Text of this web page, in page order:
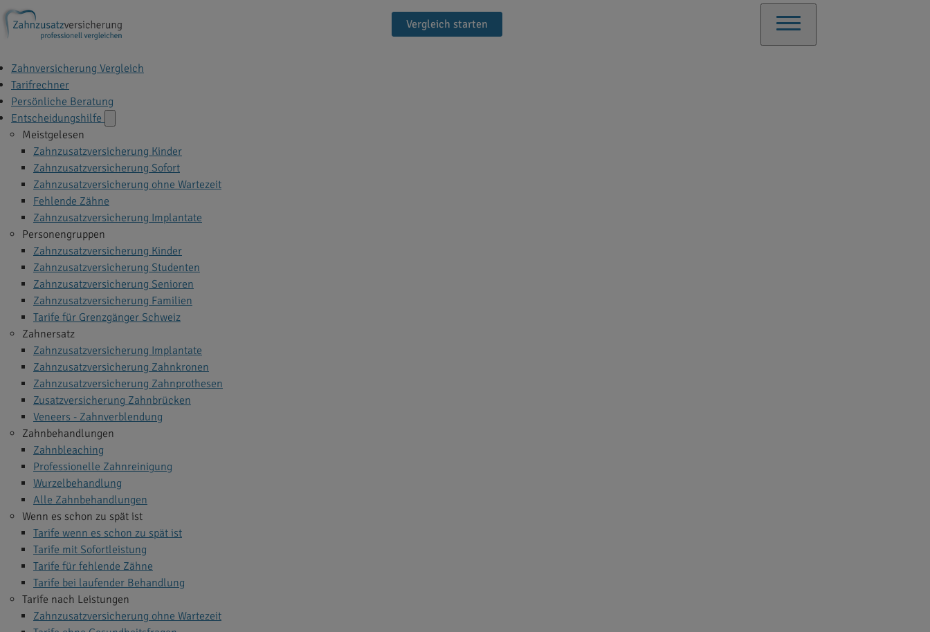
Vergleich starten
Zahnversicherung Vergleich
Tarifrechner
Persönliche Beratung
Entscheidungshilfe
Meistgelesen
Zahnzusatzversicherung Kinder
Zahnzusatzversicherung Sofort
Zahnzusatzversicherung ohne Wartezeit
Fehlende Zähne
Zahnzusatzversicherung Implantate
Personengruppen
Zahnzusatzversicherung Kinder
Zahnzusatzversicherung Studenten
Zahnzusatzversicherung Senioren
Zahnzusatzversicherung Familien
Tarife für Grenzgänger Schweiz
Zahnersatz
Zahnzusatzversicherung Implantate
Zahnzusatzversicherung Zahnkronen
Zahnzusatzversicherung Zahnprothesen
Zusatzversicherung Zahnbrücken
Veneers - Zahnverblendung
Zahnbehandlungen
Zahnbleaching
Professionelle Zahnreinigung
Wurzelbehandlung
Alle Zahnbehandlungen
Wenn es schon zu spät ist
Tarife wenn es schon zu spät ist
Tarife mit Sofortleistung
Tarife für fehlende Zähne
Tarife bei laufender Behandlung
Tarife nach Leistungen
Zahnzusatzversicherung ohne Wartezeit